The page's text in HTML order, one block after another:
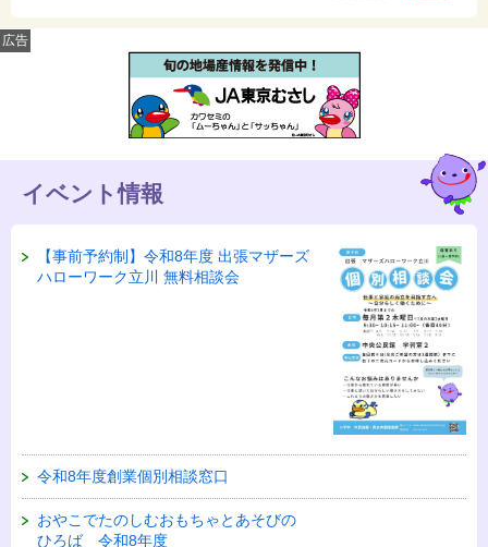
広告
イベント情報
【事前予約制】令和8年度 出張マザーズ
ハローワーク立川 無料相談会
令和8年度創業個別相談窓口
おやこでたのしむおもちゃとあそびの
ひろば 令和8年度